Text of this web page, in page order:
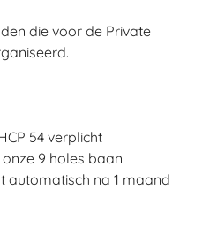
die voor de Private
54 verplicht
9 holes baan
automatisch na 1 maand